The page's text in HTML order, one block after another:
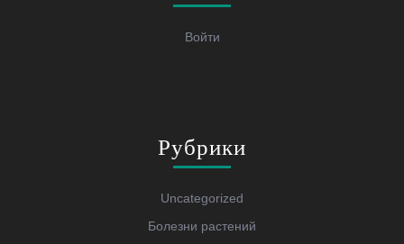
Войти
Рубрики
Uncategorized
Болезни растений